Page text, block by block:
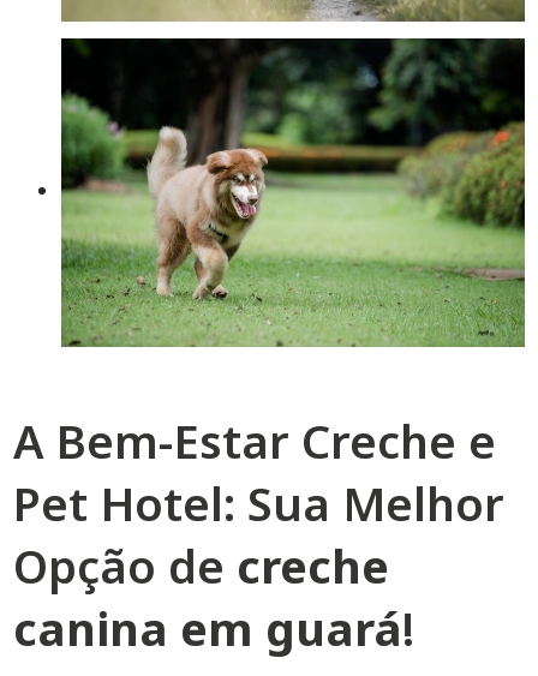
A Bem-Estar Creche e
Pet Hotel: Sua Melhor
Opção de creche
canina em guará!